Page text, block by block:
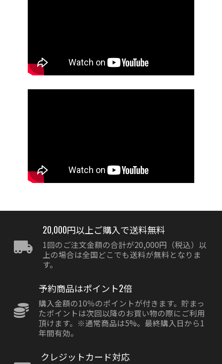
20,000円以上ご購入で送料無料
1回のご注文金額の合計が20,000円（税込）以
上の場合は全国どこでも送料が無料となりま
す。
予約商品はポイント2倍
購入金額の10％のポイントが付きます。貯まっ
たポイントは次回以降のお買い物の際にご利用
頂けます。※通常商品は5%。最終購入日から1
年間有効。
クレジットカード対応